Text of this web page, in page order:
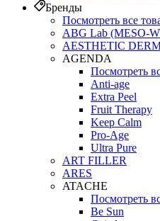
Бренды
Посмотреть все
ABG Lab (MESO-
AESTHETIC
AGENDA
Посмотреть
Anti-age
Extra Peel
Fruit Therapy
Keep Calm
Pro‑Age
Ultra Pure
ART FILLER
ARES
ATACHE
Посмотреть
Be Sun